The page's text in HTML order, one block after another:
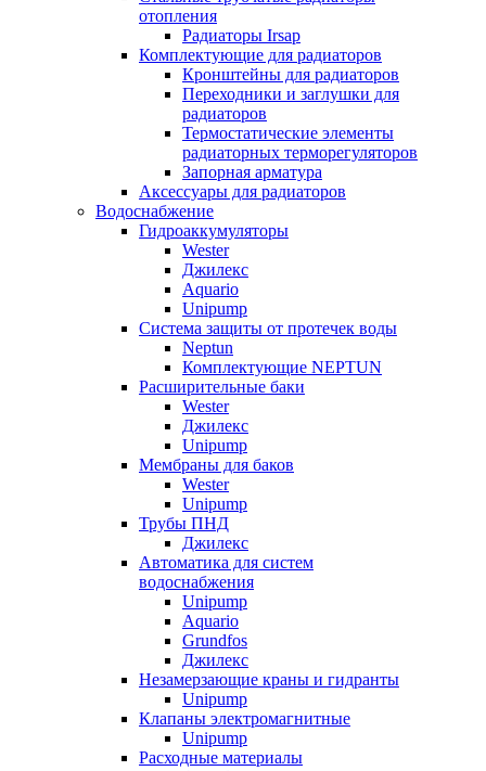
отопления
Радиаторы Irsap
Комплектующие для радиаторов
Кронштейны для радиаторов
Переходники и заглушки для
радиаторов
Термостатические элементы
радиаторных терморегуляторов
Запорная арматура
Аксессуары для радиаторов
Водоснабжение
Гидроаккумуляторы
Wester
Джилекс
Aquario
Unipump
Система защиты от протечек воды
Neptun
Комплектующие NEPTUN
Расширительные баки
Wester
Джилекс
Unipump
Мембраны для баков
Wester
Unipump
Трубы ПНД
Джилекс
Автоматика для систем
водоснабжения
Unipump
Aquario
Grundfos
Джилекс
Незамерзающие краны и гидранты
Unipump
Клапаны электромагнитные
Unipump
Расходные материалы